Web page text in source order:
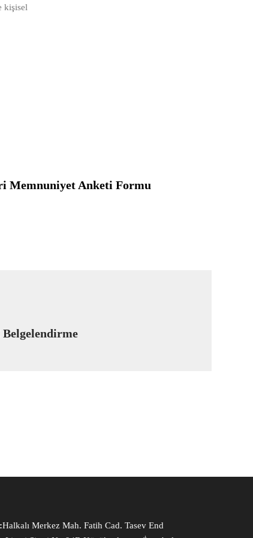
kişisel
Memnuniyet Anketi Formu
Belgelendirme
Halkalı Merkez Mah. Fatih Cad. Tasev End